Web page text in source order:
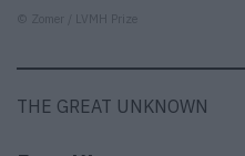
© Zomer / LVMH Prize
THE GREAT UNKNOWN